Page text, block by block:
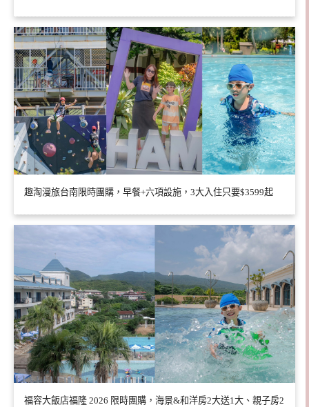
趣淘漫旅台南限時團購，早餐+六項設施，3大入住只要$3599起
福容大飯店福隆 2026 限時團購，海景&和洋房2大送1大、親子房2